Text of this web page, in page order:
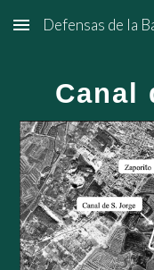
Skip to main content
Defensas de la
Canal